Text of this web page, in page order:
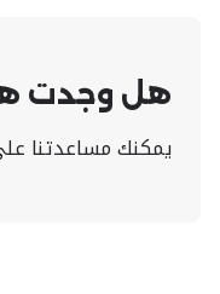
هل وجدت
يمكنك مساعدتنا